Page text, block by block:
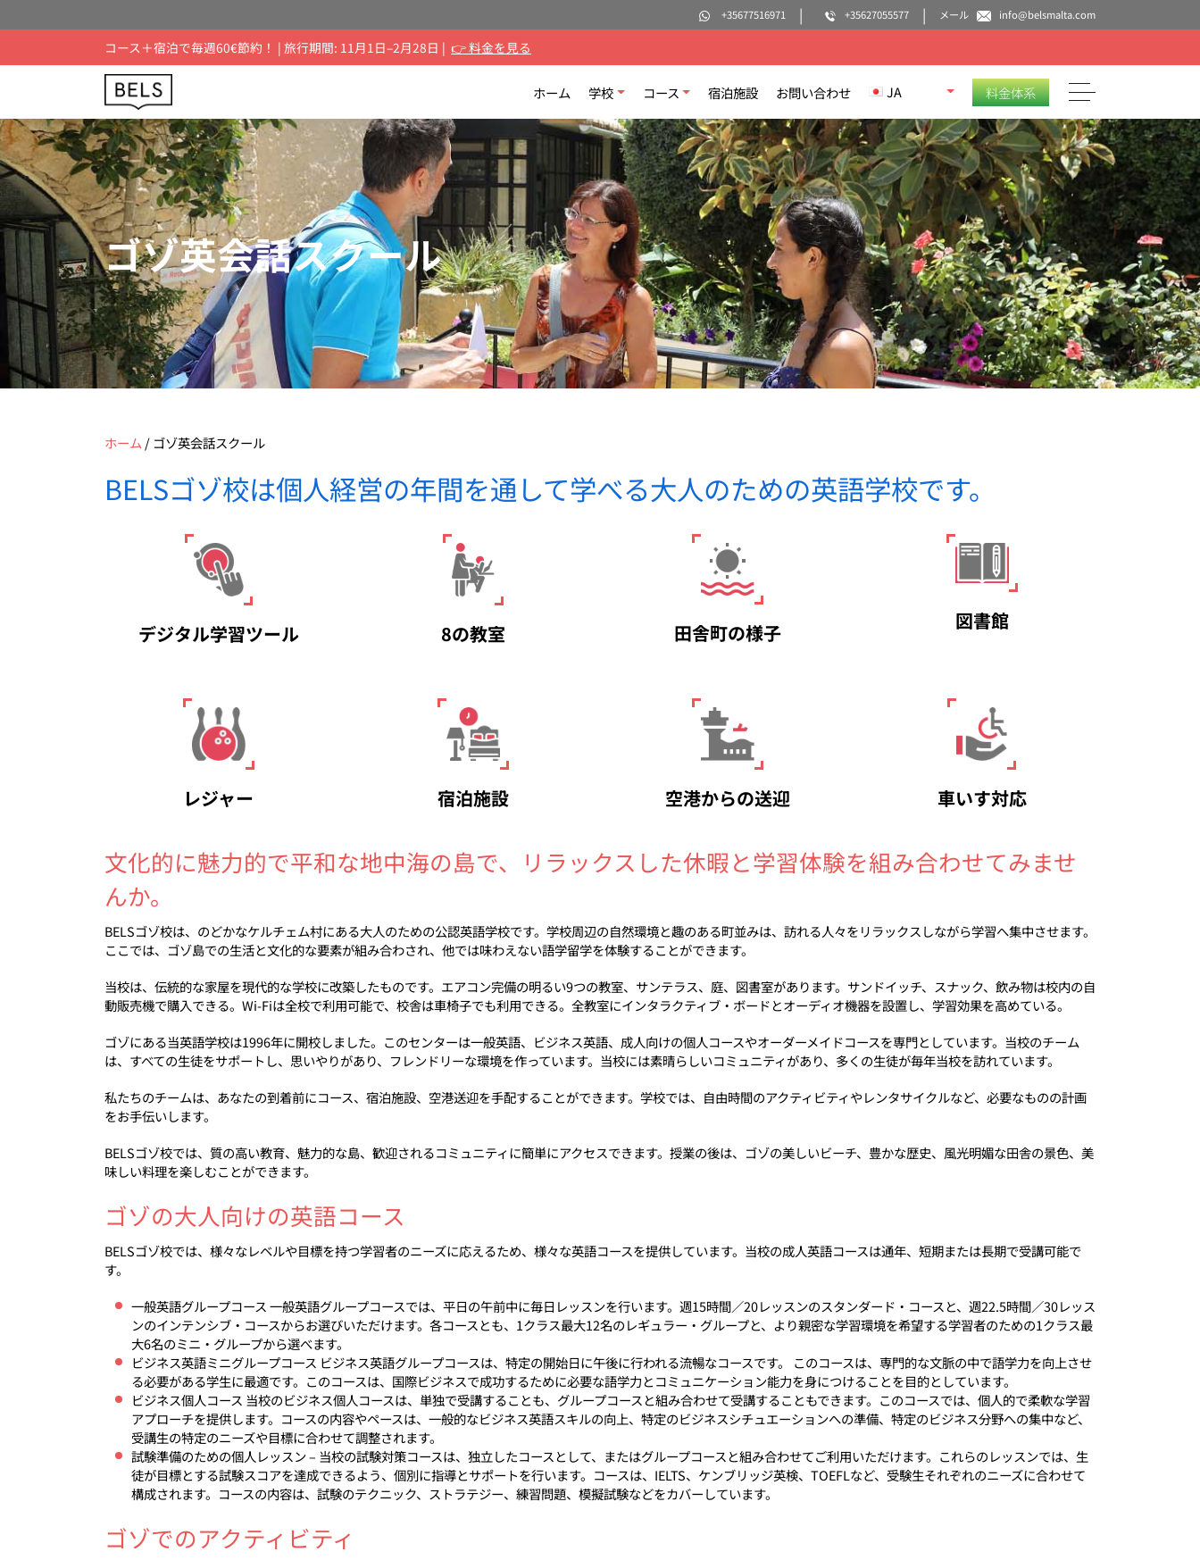
+35677516971 +35627055577 メール info@belsmalta.com
コース＋宿泊で毎週60€節約！ | 旅行期間: 11月1日–2月28日 | 👉 料金を見る
ホーム 学校 コース 宿泊施設 お問い合わせ JA 料金体系
ゴゾ英会話スクール
ホーム / ゴゾ英会話スクール
BELSゴゾ校は個人経営の年間を通して学べる大人のための英語学校です。
デジタル学習ツール 8の教室 田舎町の様子 図書館
レジャー 宿泊施設 空港からの送迎 車いす対応
文化的に魅力的で平和な地中海の島で、リラックスした休暇と学習体験を組み合わせてみませ
んか。
BELSゴゾ校は、のどかなケルチェム村にある大人のための公認英語学校です。学校周辺の自然環境と趣のある町並みは、訪れる人々をリラックスしながら学習へ集中させます。
ここでは、ゴゾ島での生活と文化的な要素が組み合わされ、他では味わえない語学留学を体験することができます。
当校は、伝統的な家屋を現代的な学校に改築したものです。エアコン完備の明るい9つの教室、サンテラス、庭、図書室があります。サンドイッチ、スナック、飲み物は校内の自
動販売機で購入できる。Wi-Fiは全校で利用可能で、校舎は車椅子でも利用できる。全教室にインタラクティブ・ボードとオーディオ機器を設置し、学習効果を高めている。
ゴゾにある当英語学校は1996年に開校しました。このセンターは一般英語、ビジネス英語、成人向けの個人コースやオーダーメイドコースを専門としています。当校のチーム
は、すべての生徒をサポートし、思いやりがあり、フレンドリーな環境を作っています。当校には素晴らしいコミュニティがあり、多くの生徒が毎年当校を訪れています。
私たちのチームは、あなたの到着前にコース、宿泊施設、空港送迎を手配することができます。学校では、自由時間のアクティビティやレンタサイクルなど、必要なものの計画
をお手伝いします。
BELSゴゾ校では、質の高い教育、魅力的な島、歓迎されるコミュニティに簡単にアクセスできます。授業の後は、ゴゾの美しいビーチ、豊かな歴史、風光明媚な田舎の景色、美
味しい料理を楽しむことができます。
ゴゾの大人向けの英語コース
BELSゴゾ校では、様々なレベルや目標を持つ学習者のニーズに応えるため、様々な英語コースを提供しています。当校の成人英語コースは通年、短期または長期で受講可能で
す。
一般英語グループコース 一般英語グループコースでは、平日の午前中に毎日レッスンを行います。週15時間／20レッスンのスタンダード・コースと、週22.5時間／30レッス
ンのインテンシブ・コースからお選びいただけます。各コースとも、1クラス最大12名のレギュラー・グループと、より親密な学習環境を希望する学習者のための1クラス最
大6名のミニ・グループから選べます。
ビジネス英語ミニグループコース ビジネス英語グループコースは、特定の開始日に午後に行われる流暢なコースです。 このコースは、専門的な文脈の中で語学力を向上させ
る必要がある学生に最適です。このコースは、国際ビジネスで成功するために必要な語学力とコミュニケーション能力を身につけることを目的としています。
ビジネス個人コース 当校のビジネス個人コースは、単独で受講することも、グループコースと組み合わせて受講することもできます。このコースでは、個人的で柔軟な学習
アプローチを提供します。コースの内容やペースは、一般的なビジネス英語スキルの向上、特定のビジネスシチュエーションへの準備、特定のビジネス分野への集中など、
受講生の特定のニーズや目標に合わせて調整されます。
試験準備のための個人レッスン – 当校の試験対策コースは、独立したコースとして、またはグループコースと組み合わせてご利用いただけます。これらのレッスンでは、生
徒が目標とする試験スコアを達成できるよう、個別に指導とサポートを行います。コースは、IELTS、ケンブリッジ英検、TOEFLなど、受験生それぞれのニーズに合わせて
構成されます。コースの内容は、試験のテクニック、ストラテジー、練習問題、模擬試験などをカバーしています。
ゴゾでのアクティビティ